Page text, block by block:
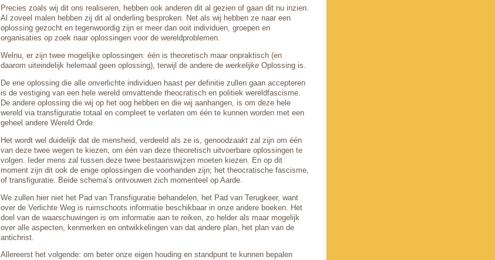
Precies zoals wij dit ons realiseren, hebben ook anderen dit al gezien of gaan dit nu inzien.
Al zoveel malen hebben zij dit al onderling besproken. Net als wij hebben ze naar een
oplossing gezocht en tegenwoordig zijn er meer dan ooit individuen, groepen en
organisaties op zoek naar oplossingen voor de wereldproblemen.
Welnu, er zijn twee mogelijke oplossingen: één is theoretisch maar onpraktisch (en
daarom uiteindelijk helemaal geen oplossing), terwijl de andere de werkelijke Oplossing is.
De ene oplossing die alle onverlichte individuen haast per definitie zullen gaan accepteren
is de vestiging van een hele wereld omvattende theocratisch en politiek wereldfascisme.
De andere oplossing die wij op het oog hebben en die wij aanhangen, is om deze hele
wereld via transfiguratie totaal en compleet te verlaten om één te kunnen worden met een
geheel andere Wereld Orde.
Het wordt wel duidelijk dat de mensheid, verdeeld als ze is, genoodzaakt zal zijn om één
van deze twee wegen te kiezen, om één van deze theoretisch uitvoerbare oplossingen te
volgen. Ieder mens zal tussen deze twee bestaanswijzen moeten kiezen. En op dit
moment zijn dit ook de enige oplossingen die voorhanden zijn; het theocratische fascisme,
of transfiguratie. Beide schema’s ontvouwen zich momenteel op Aarde.
We zullen hier niet het Pad van Transfiguratie behandelen, het Pad van Terugkeer, want
over de Verlichte Weg is ruimschoots informatie beschikbaar in onze andere boeken. Het
doel van de waarschuwingen is om informatie aan te reiken, zo helder als maar mogelijk
over alle aspecten, kenmerken en ontwikkelingen van dat andere plan, het plan van de
antichrist.
Allereerst het volgende: om beter onze eigen houding en standpunt te kunnen bepalen